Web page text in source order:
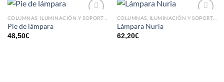
Pie de lámpara
48,50€
Lámpara Nuria
62,20€